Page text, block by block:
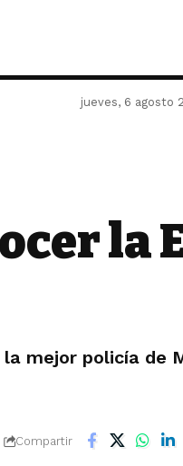
jueves, 6 agosto
la
mejor policía de
Compartir